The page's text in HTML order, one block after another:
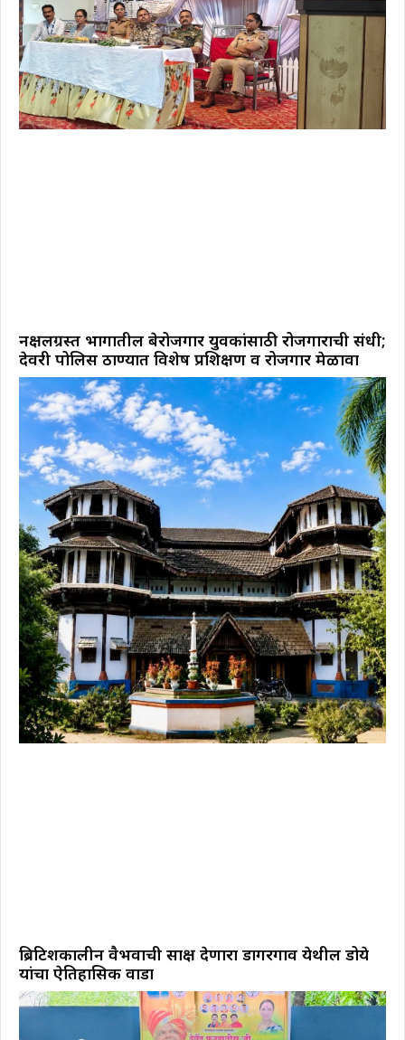
नक्षलग्रस्त भागातील बेरोजगार युवकांसाठी रोजगाराची संधी;
देवरी पोलिस ठाण्यात विशेष प्रशिक्षण व रोजगार मेळावा
ब्रिटिशकालीन वैभवाची साक्ष देणारा डोंगरगाव येथील डोये
यांचा ऐतिहासिक वाडा